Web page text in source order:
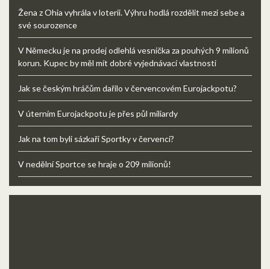
Žena z Ohia vyhrála v loterii. Výhru hodlá rozdělit mezi sebe a
své sourozence
V Německu je na prodej odlehlá vesnička za pouhých 9 milionů
korun. Kupec by měl mít dobré vyjednávací vlastnosti
Jak se českým hráčům dařilo v červencovém Eurojackpotu?
V úterním Eurojackpotu je přes půl miliardy
Jak na tom byli sázkaři Sportky v červenci?
V nedělní Sportce se hraje o 209 milionů!